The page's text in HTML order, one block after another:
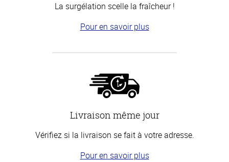
La surgélation scelle la fraîcheur !
Pour en savoir plus
Livraison même jour
Vérifiez si la livraison se fait à votre adresse.
Pour en savoir plus